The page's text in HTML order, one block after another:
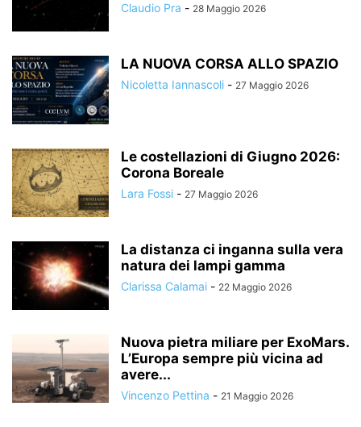
Claudio Pra - 28 Maggio 2026
LA NUOVA CORSA ALLO SPAZIO
Nicoletta Iannascoli - 27 Maggio 2026
Le costellazioni di Giugno 2026:
Corona Boreale
Lara Fossi - 27 Maggio 2026
La distanza ci inganna sulla vera
natura dei lampi gamma
Clarissa Calamai - 22 Maggio 2026
Nuova pietra miliare per ExoMars.
L’Europa sempre più vicina ad
avere...
Vincenzo Pettina - 21 Maggio 2026